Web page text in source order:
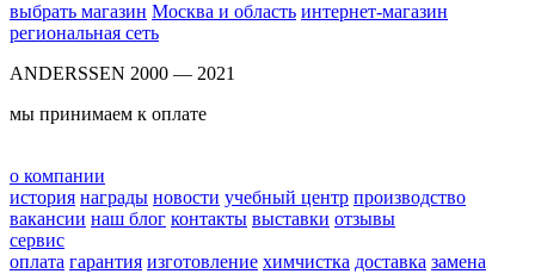
выбрать магазин Москва и область интернет-магазин
региональная сеть
ANDERSSEN 2000 — 2021
мы принимаем к оплате
о компании
история награды новости учебный центр производство
вакансии наш блог контакты выставки отзывы
сервис
оплата гарантия изготовление химчистка доставка замена